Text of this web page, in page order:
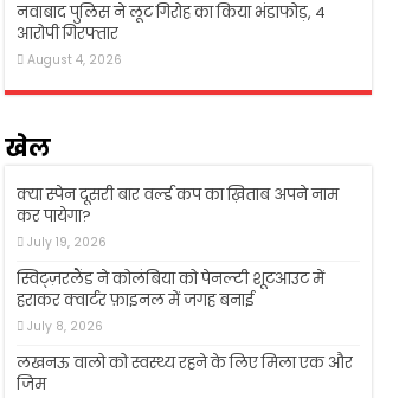
नवाबाद पुलिस ने लूट गिरोह का किया भंडाफोड़, 4
आरोपी गिरफ्तार
August 4, 2026
खेल
क्या स्पेन दूसरी बार वर्ल्ड कप का ख़िताब अपने नाम
कर पायेगा?
July 19, 2026
स्विट्ज़रलैंड ने कोलंबिया को पेनल्टी शूटआउट में
हराकर क्वार्टर फ़ाइनल में जगह बनाई
July 8, 2026
लखनऊ वालो को स्वस्थ्य रहने के लिए मिला एक और
जिम